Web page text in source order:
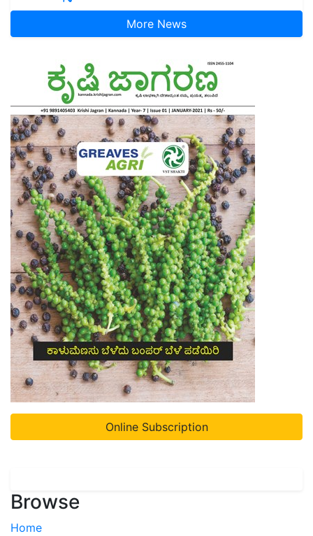
More News
Online Subscription
Browse
Home